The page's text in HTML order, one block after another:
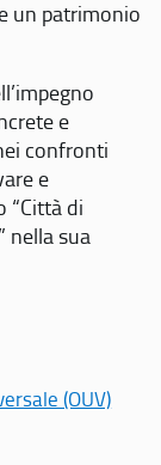
un patrimonio
e
confronti
e
“Città di
nella sua
(OUV)